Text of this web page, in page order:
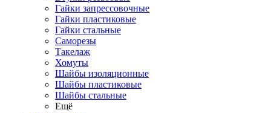
Гайки запрессовочные
Гайки пластиковые
Гайки стальные
Саморезы
Такелаж
Хомуты
Шайбы изоляционные
Шайбы пластиковые
Шайбы стальные
Ещё